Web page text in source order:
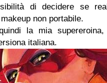
di decidere se
non portabile.
la mia supereroina,
italiana.